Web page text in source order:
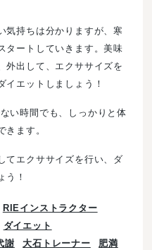
気持ちは分かりますが、寒
タートしていきます。美味
外出して、エクササイズを
イエットしましょう！
い時間でも、しっかりと体
きます。
てエクササイズを行い、ダ
う！
RIEインストラクター
ダイエット
謝 大石トレーナー 肥満